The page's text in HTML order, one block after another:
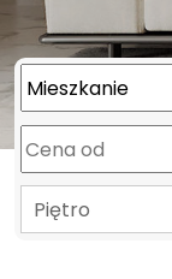
Piętro